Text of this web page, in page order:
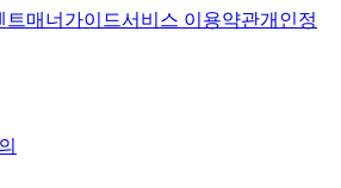
트매너가이드서비스 이용약관개인정